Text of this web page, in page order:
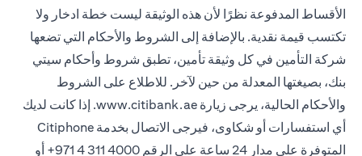
الأقساط المدفوعة نظرًا لأن هذه الوثيقة ليست خطة ادخار ولا
تكتسب قيمة نقدية. بالإضافة إلى الشروط والأحكام التي تضعها
شركة التأمين في كل وثيقة تأمين، تطبق شروط وأحكام سيتي
بنك، بصيغتها المعدلة من حين لآخر. للاطلاع على الشروط
والأحكام الحالية، يرجى زيارة www.citibank.ae. إذا كانت لديك
أي استفسارات أو شكاوى، فيرجى الاتصال بخدمة Citiphone
المتوفرة على مدار 24 ساعة على الرقم 4000 311 4 971+ أو